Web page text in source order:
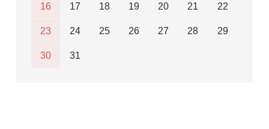
16 17 18 19 20 21 22
23 24 25 26 27 28 29
30 31